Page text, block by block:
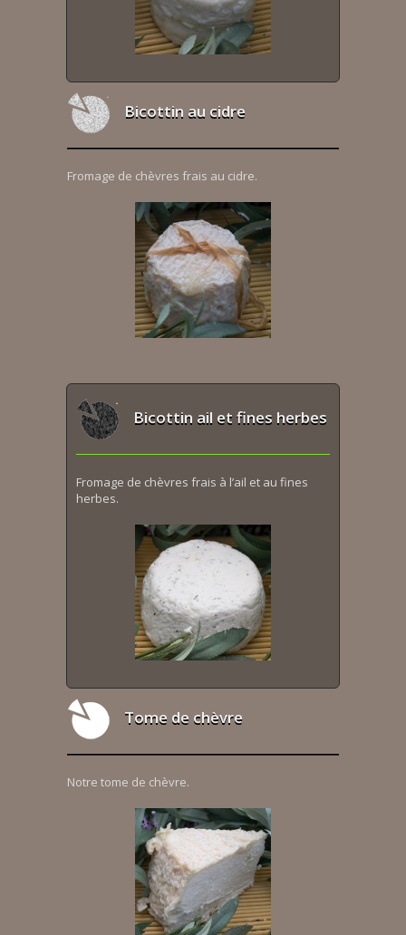
Bicottin au cidre
Fromage de chèvres frais au cidre.
Bicottin ail et fines herbes
Fromage de chèvres frais à l’ail et au fines
herbes.
Tome de chèvre
Notre tome de chèvre.